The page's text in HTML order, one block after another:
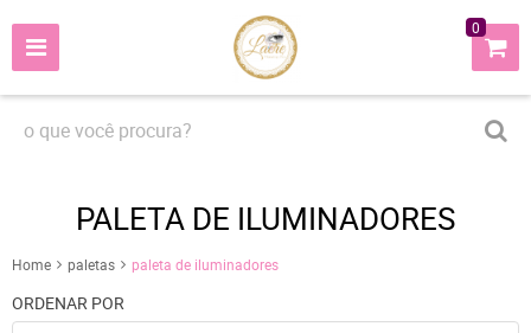
0
PALETA DE ILUMINADORES
Home paletas paleta de iluminadores
ORDENAR POR